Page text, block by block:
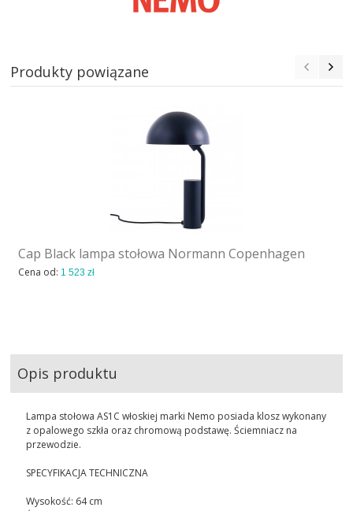
Produkty powiązane
Cap Black lampa stołowa Normann Copenhagen
Cena od: 1 523 zł
Opis produktu
Lampa stołowa AS1C włoskiej marki Nemo posiada klosz wykonany
z opalowego szkła oraz chromową podstawę. Ściemniacz na
przewodzie.
SPECYFIKACJA TECHNICZNA
Wysokość: 64 cm